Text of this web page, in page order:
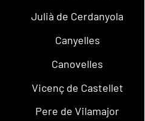
Julià de Cerdanyola
Canyelles
Canovelles
Vicenç de Castellet
Pere de Vilamajor